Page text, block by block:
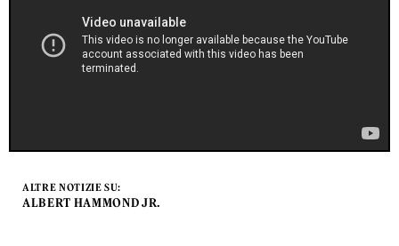
ALTRE NOTIZIE SU:
ALBERT HAMMOND JR.